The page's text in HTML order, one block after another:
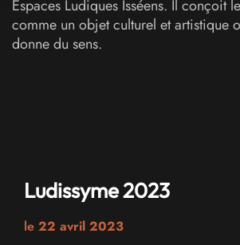
Ludissyme 2023
le 22 avril 2023